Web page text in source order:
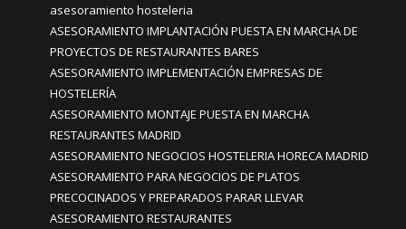
asesoramiento hosteleria
ASESORAMIENTO IMPLANTACIÓN PUESTA EN MARCHA DE
PROYECTOS DE RESTAURANTES BARES
ASESORAMIENTO IMPLEMENTACIÓN EMPRESAS DE
HOSTELERÍA
ASESORAMIENTO MONTAJE PUESTA EN MARCHA
RESTAURANTES MADRID
ASESORAMIENTO NEGOCIOS HOSTELERIA HORECA MADRID
ASESORAMIENTO PARA NEGOCIOS DE PLATOS
PRECOCINADOS Y PREPARADOS PARAR LLEVAR
ASESORAMIENTO RESTAURANTES